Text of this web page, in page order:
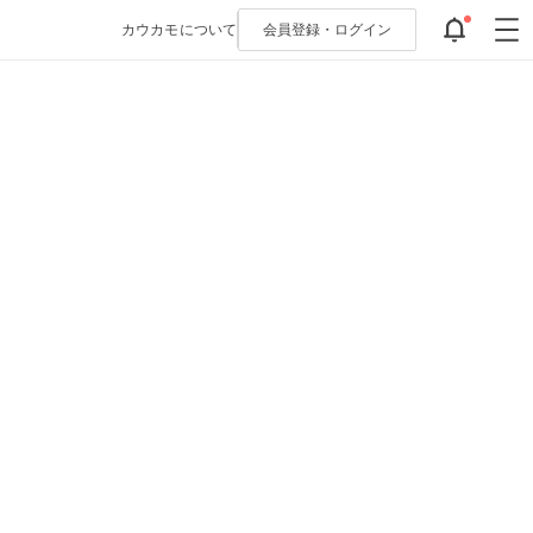
カウカモについて 会員登録・ ログイン